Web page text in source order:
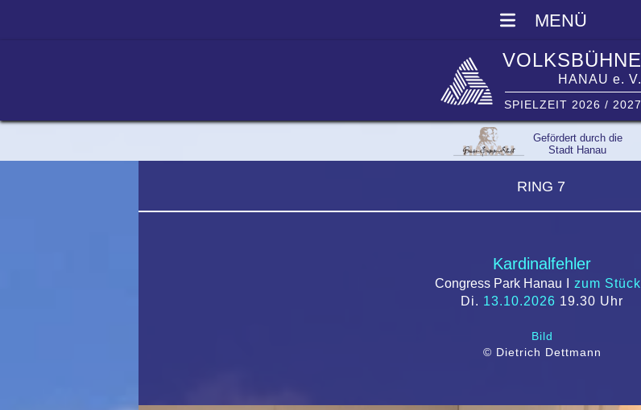
MENÜ
VOLKSBÜHNE
HANAU e. V.
SPIELZEIT 2026 / 2027
Gefördert durch die
Stadt Hanau
RING 7
Kardinalfehler
Congress Park Hanau zum Stück
Di. 13.10.2026 19.30 Uhr
Bild
© Dietrich Dettmann